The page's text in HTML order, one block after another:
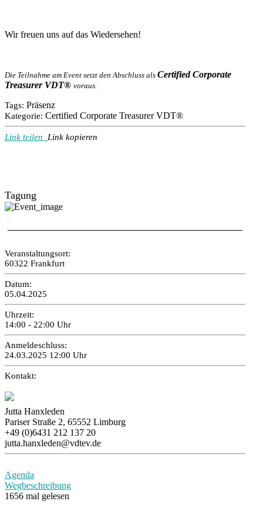
Wir freuen uns auf das Wiedersehen!
Die Teilnahme am Event setzt den Abschluss als Certified Corporate
Treasurer VDT® voraus.
Tags: Präsenz
Kategorie: Certified Corporate Treasurer VDT®
Link teilen Link kopieren
Tagung
Veranstaltungsort:
60322 Frankfurt
Datum:
05.04.2025
Uhrzeit:
14:00 - 22:00 Uhr
Anmeldeschluss:
24.03.2025 12:00 Uhr
Kontakt:
Jutta Hanxleden
Pariser Straße 2, 65552 Limburg
+49 (0)6431 212 137 20
jutta.hanxleden@vdtev.de
Agenda
Wegbeschreibung
1656 mal gelesen